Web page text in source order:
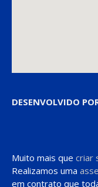
DESENVOLVIDO
Muito mais que criar
Realizamos uma
em contrato que